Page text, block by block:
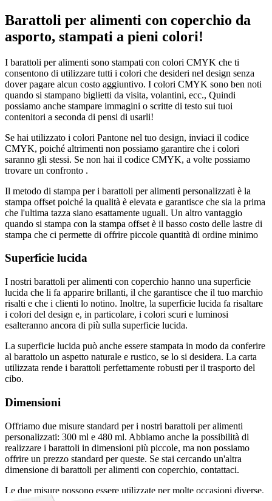
Barattoli per alimenti con coperchio da
asporto, stampati a pieni colori!
I barattoli per alimenti sono stampati con colori CMYK che ti
consentono di utilizzare tutti i colori che desideri nel design senza
dover pagare alcun costo aggiuntivo. I colori CMYK sono ben noti
quando si stampano biglietti da visita, volantini, ecc., Quindi
possiamo anche stampare immagini o scritte di testo sui tuoi
contenitori a seconda di pensi di usarli!
Se hai utilizzato i colori Pantone nel tuo design, inviaci il codice
CMYK, poiché altrimenti non possiamo garantire che i colori
saranno gli stessi. Se non hai il codice CMYK, a volte possiamo
trovare un confronto .
Il metodo di stampa per i barattoli per alimenti personalizzati è la
stampa offset poiché la qualità è elevata e garantisce che sia la prima
che l'ultima tazza siano esattamente uguali. Un altro vantaggio
quando si stampa con la stampa offset è il basso costo delle lastre di
stampa che ci permette di offrire piccole quantità di ordine minimo
Superficie lucida
I nostri barattoli per alimenti con coperchio hanno una superficie
lucida che li fa apparire brillanti, il che garantisce che il tuo marchio
risalti e che i clienti lo notino. Inoltre, la superficie lucida fa risaltare
i colori del design e, in particolare, i colori scuri e luminosi
esalteranno ancora di più sulla superficie lucida.
La superficie lucida può anche essere stampata in modo da conferire
al barattolo un aspetto naturale e rustico, se lo si desidera. La carta
utilizzata rende i barattoli perfettamente robusti per il trasporto del
cibo.
Dimensioni
Offriamo due misure standard per i nostri barattoli per alimenti
personalizzati: 300 ml e 480 ml. Abbiamo anche la possibilità di
realizzare i barattoli in dimensioni più piccole, ma non possiamo
offrire un prezzo standard per queste. Se stai cercando un'altra
dimensione di barattoli per alimenti con coperchio, contattaci.
Le due misure possono essere utilizzate per molte occasioni diverse,